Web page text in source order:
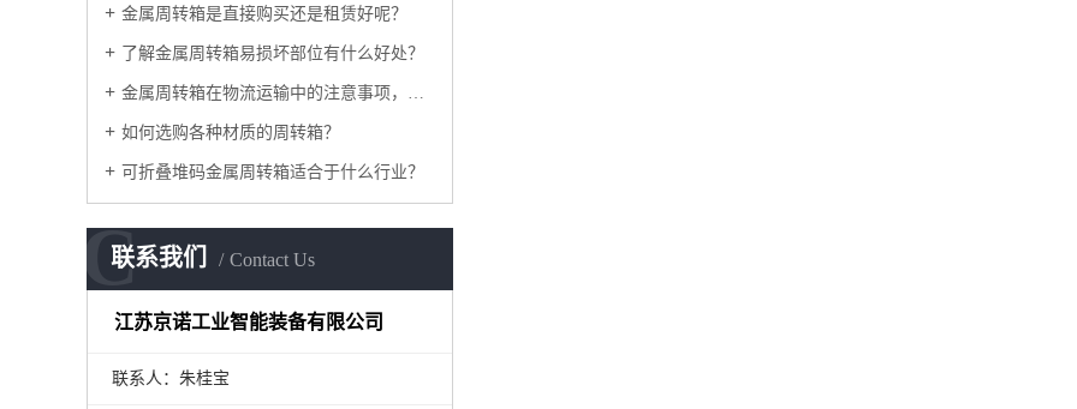
金属周转箱是直接购买还是租赁好呢？
了解金属周转箱易损坏部位有什么好处？
金属周转箱在物流运输中的注意事项，如何采购？
如何选购各种材质的周转箱？
可折叠堆码金属周转箱适合于什么行业？
联系我们 Contact Us
C
江苏京诺工业智能装备有限公司
联系人：朱桂宝